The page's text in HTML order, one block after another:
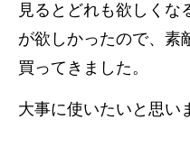
見るとどれも欲しくな
が欲しかったので、素
買ってきました。
大事に使いたいと思い